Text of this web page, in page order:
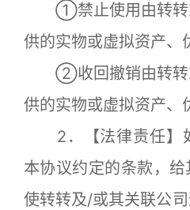
①禁止使用由转转
供的实物或虚拟资产、
②收回撤销由转转
供的实物或虚拟资产、
2．【法律责任】
本协议约定的条款，
使转转及/或其关联公